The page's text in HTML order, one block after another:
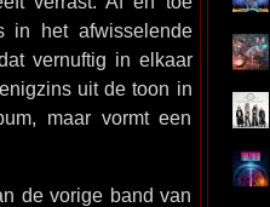
in het afwisselende
vernuftig in elkaar
uit de toon in
maar vormt een
de vorige band van